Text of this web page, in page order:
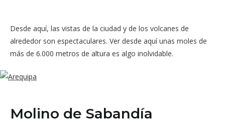
Desde aquí, las vistas de la ciudad y de los volcanes de
alrededor son espectaculares. Ver desde aquí unas moles de
más de 6.000 metros de altura es algo inolvidable.
Molino de Sabandía